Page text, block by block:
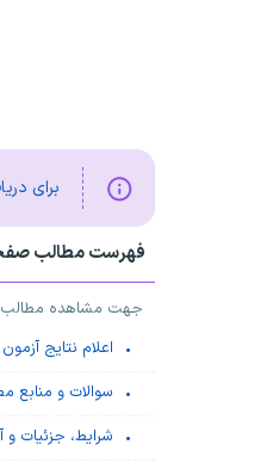
برای
فهرست مطالب
جهت مشاهده مطالب
اعلام نتایج
سوالات و منابع
شرایط، جزئیات